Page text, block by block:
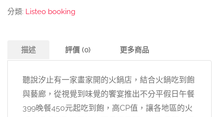
分類: Listeo booking
描述 評價 (0) 更多商品
聽說汐止有一家畫家開的火鍋店，結合火鍋吃到飽
與藝廊，從視覺到味覺的饗宴推出不分平假日午餐
399晚餐450元起吃到飽，高CP值，讓各地區的火